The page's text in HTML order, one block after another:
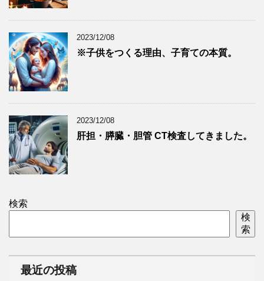
2023/12/08
※子供をつくる理由、子育ての本質。
2023/12/08
肝担・膵臓・胆管 CT検査してきました。
検索
検
索
最近の投稿